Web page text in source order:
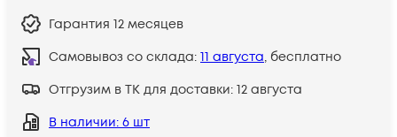
Гарантия 12 месяцев
Самовывоз со склада: 11 августа, бесплатно
Отгрузим в ТК для доставки: 12 августа
В наличии: 6 шт